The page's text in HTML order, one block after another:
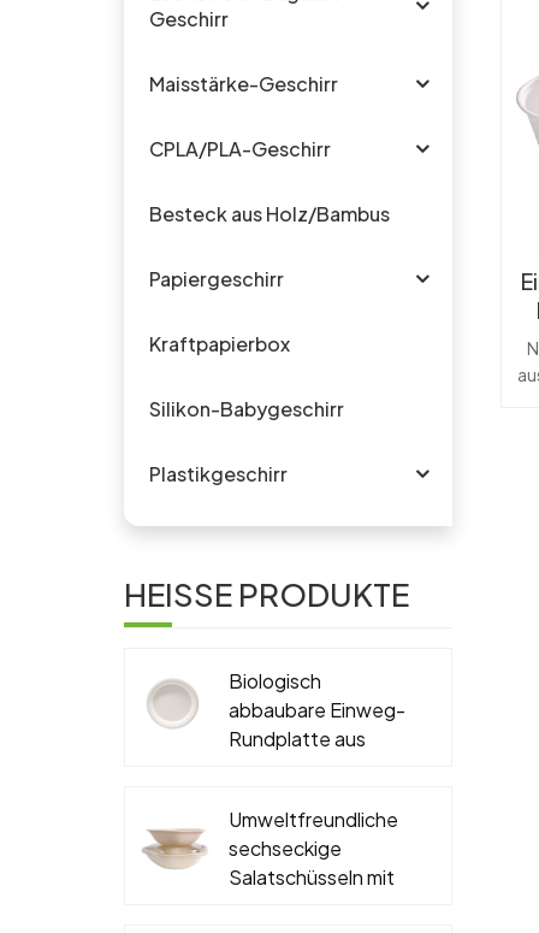
Geschirr
Maisstärke-Geschirr
CPLA/PLA-Geschirr
Besteck aus Holz/Bambus
Papiergeschirr
Kraftpapierbox
Silikon-Babygeschirr
Plastikgeschirr
HEISSE PRODUKTE
Biologisch
abbaubare Einweg-
Rundplatte aus
6'', 7'', 9'', 10''
Umweltfreundliche
sechseckige
Salatschüsseln mit